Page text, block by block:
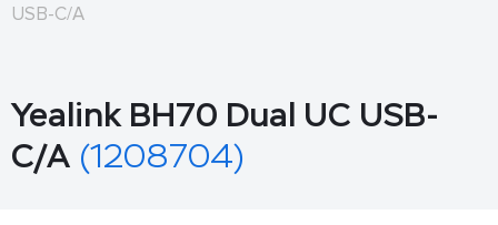
USB-C/A
Yealink BH70 Dual UC USB-
C/A (1208704)